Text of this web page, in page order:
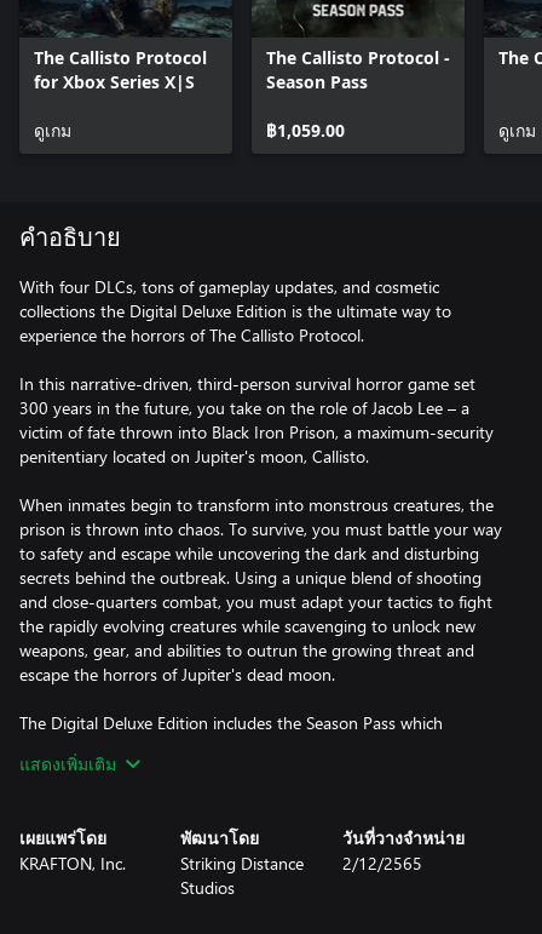
The Callisto Protocol
for Xbox Series X|S
ดูเกม
The Callisto Protocol -
Season Pass
฿1,059.00
The
ดูเกม
คำอธิบาย
With four DLCs, tons of gameplay updates, and cosmetic
collections the Digital Deluxe Edition is the ultimate way to
experience the horrors of The Callisto Protocol.
In this narrative-driven, third-person survival horror game set
300 years in the future, you take on the role of Jacob Lee – a
victim of fate thrown into Black Iron Prison, a maximum-security
penitentiary located on Jupiter's moon, Callisto.
When inmates begin to transform into monstrous creatures, the
prison is thrown into chaos. To survive, you must battle your way
to safety and escape while uncovering the dark and disturbing
secrets behind the outbreak. Using a unique blend of shooting
and close-quarters combat, you must adapt your tactics to fight
the rapidly evolving creatures while scavenging to unlock new
weapons, gear, and abilities to outrun the growing threat and
escape the horrors of Jupiter's dead moon.
The Digital Deluxe Edition includes the Season Pass which
themed player and weapons skins.
Contagion Bundle: Comes with a new mode – Contagion – with a
แสดงเพิ่มเติม
เผยแพร่โดย
KRAFTON, Inc.
พัฒนาโดย
Striking Distance
Studios
วันที่วางจำหน่าย
2/12/2565